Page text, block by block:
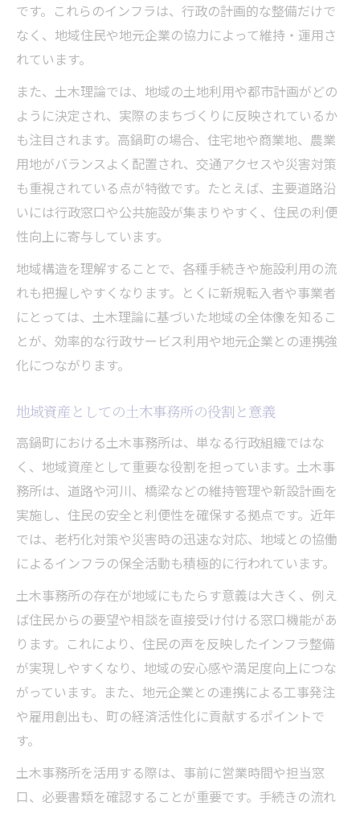
実務に役立つ土木事務所の営業時間の把握
法
技術企画課と土木の手続きで注意すべき点
土木の視点で見る高鍋町の行政窓口と企業情報
土木の立場から行政窓口の役割を整理する
地元企業の土木関連業務を比較する着眼点
土木事務所の情報を企業選びに活用する方
宮崎県土木事務所と企業の関係性を探る
高鍋町の地元企業と土木関連の仕事を比較する
土木事務所の管轄ごとに企業比較を進める
方法
点
建設と土木関連の仕事の違いと比較のポイ
ント
求人や発注先選びで土木知識を活用するコ
ツ
地元企業の土木分野での実績の見極め方
知っておきたい土木事務所の管轄や営業時間ま
とめ
土木事務所の営業時間と管轄エリアを整理
宮崎県土木事務所管轄の分かりやすい見方
土木理論で考える管轄区分の把握ポイント
営業時間の違いと土木手続きの注意点
土木事務所の所在地情報を実務に活かす
土木理論で高鍋町出身有名人の背景を探る
です。これらのインフラは、行政の計画的な整備だけで
なく、地域住民や地元企業の協力によって維持・運用さ
れています。
また、土木理論では、地域の土地利用や都市計画がどの
ように決定され、実際のまちづくりに反映されているか
も注目されます。高鍋町の場合、住宅地や商業地、農業
用地がバランスよく配置され、交通アクセスや災害対策
も重視されている点が特徴です。たとえば、主要道路沿
いには行政窓口や公共施設が集まりやすく、住民の利便
性向上に寄与しています。
地域構造を理解することで、各種手続きや施設利用の流
れも把握しやすくなります。とくに新規転入者や事業者
にとっては、土木理論に基づいた地域の全体像を知るこ
とが、効率的な行政サービス利用や地元企業との連携強
化につながります。
地域資産としての土木事務所の役割と意義
高鍋町における土木事務所は、単なる行政組織ではな
く、地域資産として重要な役割を担っています。土木事
務所は、道路や河川、橋梁などの維持管理や新設計画を
実施し、住民の安全と利便性を確保する拠点です。近年
では、老朽化対策や災害時の迅速な対応、地域との協働
によるインフラの保全活動も積極的に行われています。
土木事務所の存在が地域にもたらす意義は大きく、例え
ば住民からの要望や相談を直接受け付ける窓口機能があ
ります。これにより、住民の声を反映したインフラ整備
が実現しやすくなり、地域の安心感や満足度向上につな
がっています。また、地元企業との連携による工事発注
や雇用創出も、町の経済活性化に貢献するポイントで
す。
土木事務所を活用する際は、事前に営業時間や担当窓
口、必要書類を確認することが重要です。手続きの流れ